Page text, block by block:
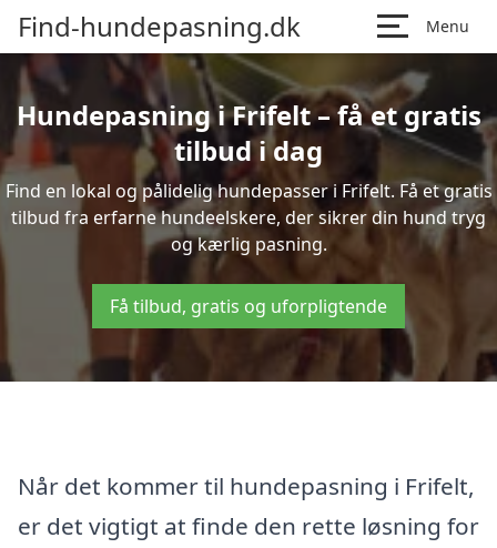
Find-hundepasning.dk Menu
Hundepasning i Frifelt – få et gratis
tilbud i dag
Find en lokal og pålidelig hundepasser i Frifelt. Få et gratis
tilbud fra erfarne hundeelskere, der sikrer din hund tryg
og kærlig pasning.
Få tilbud, gratis og uforpligtende
Når det kommer til hundepasning i Frifelt,
er det vigtigt at finde den rette løsning for